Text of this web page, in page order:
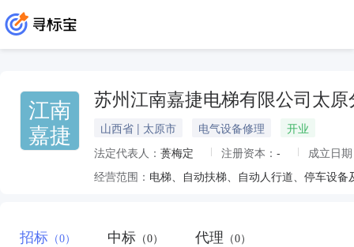
江南
嘉捷
苏州江南嘉捷电梯有限公司太原
山西省 | 太原市 电气设备修理
开业
法定代表人： 蒉梅定 注册资本： -
成立日
经营范围：
招标 （0） 中标 （0） 代理 （0）